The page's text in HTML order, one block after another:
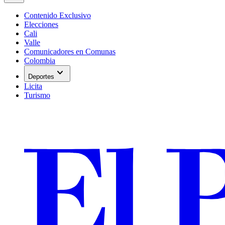
Contenido Exclusivo
Elecciones
Cali
Valle
Comunicadores en Comunas
Colombia
Deportes expand_more
Licita
Turismo